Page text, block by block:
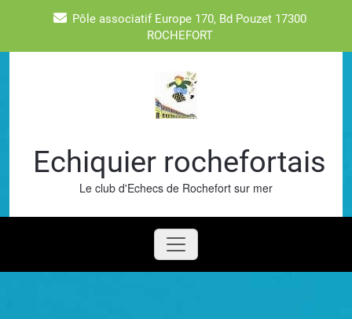
Pôle associatif Europe 170, Bd Pouzet 17300
ROCHEFORT
Echiquier rochefortais
Le club d'Echecs de Rochefort sur mer